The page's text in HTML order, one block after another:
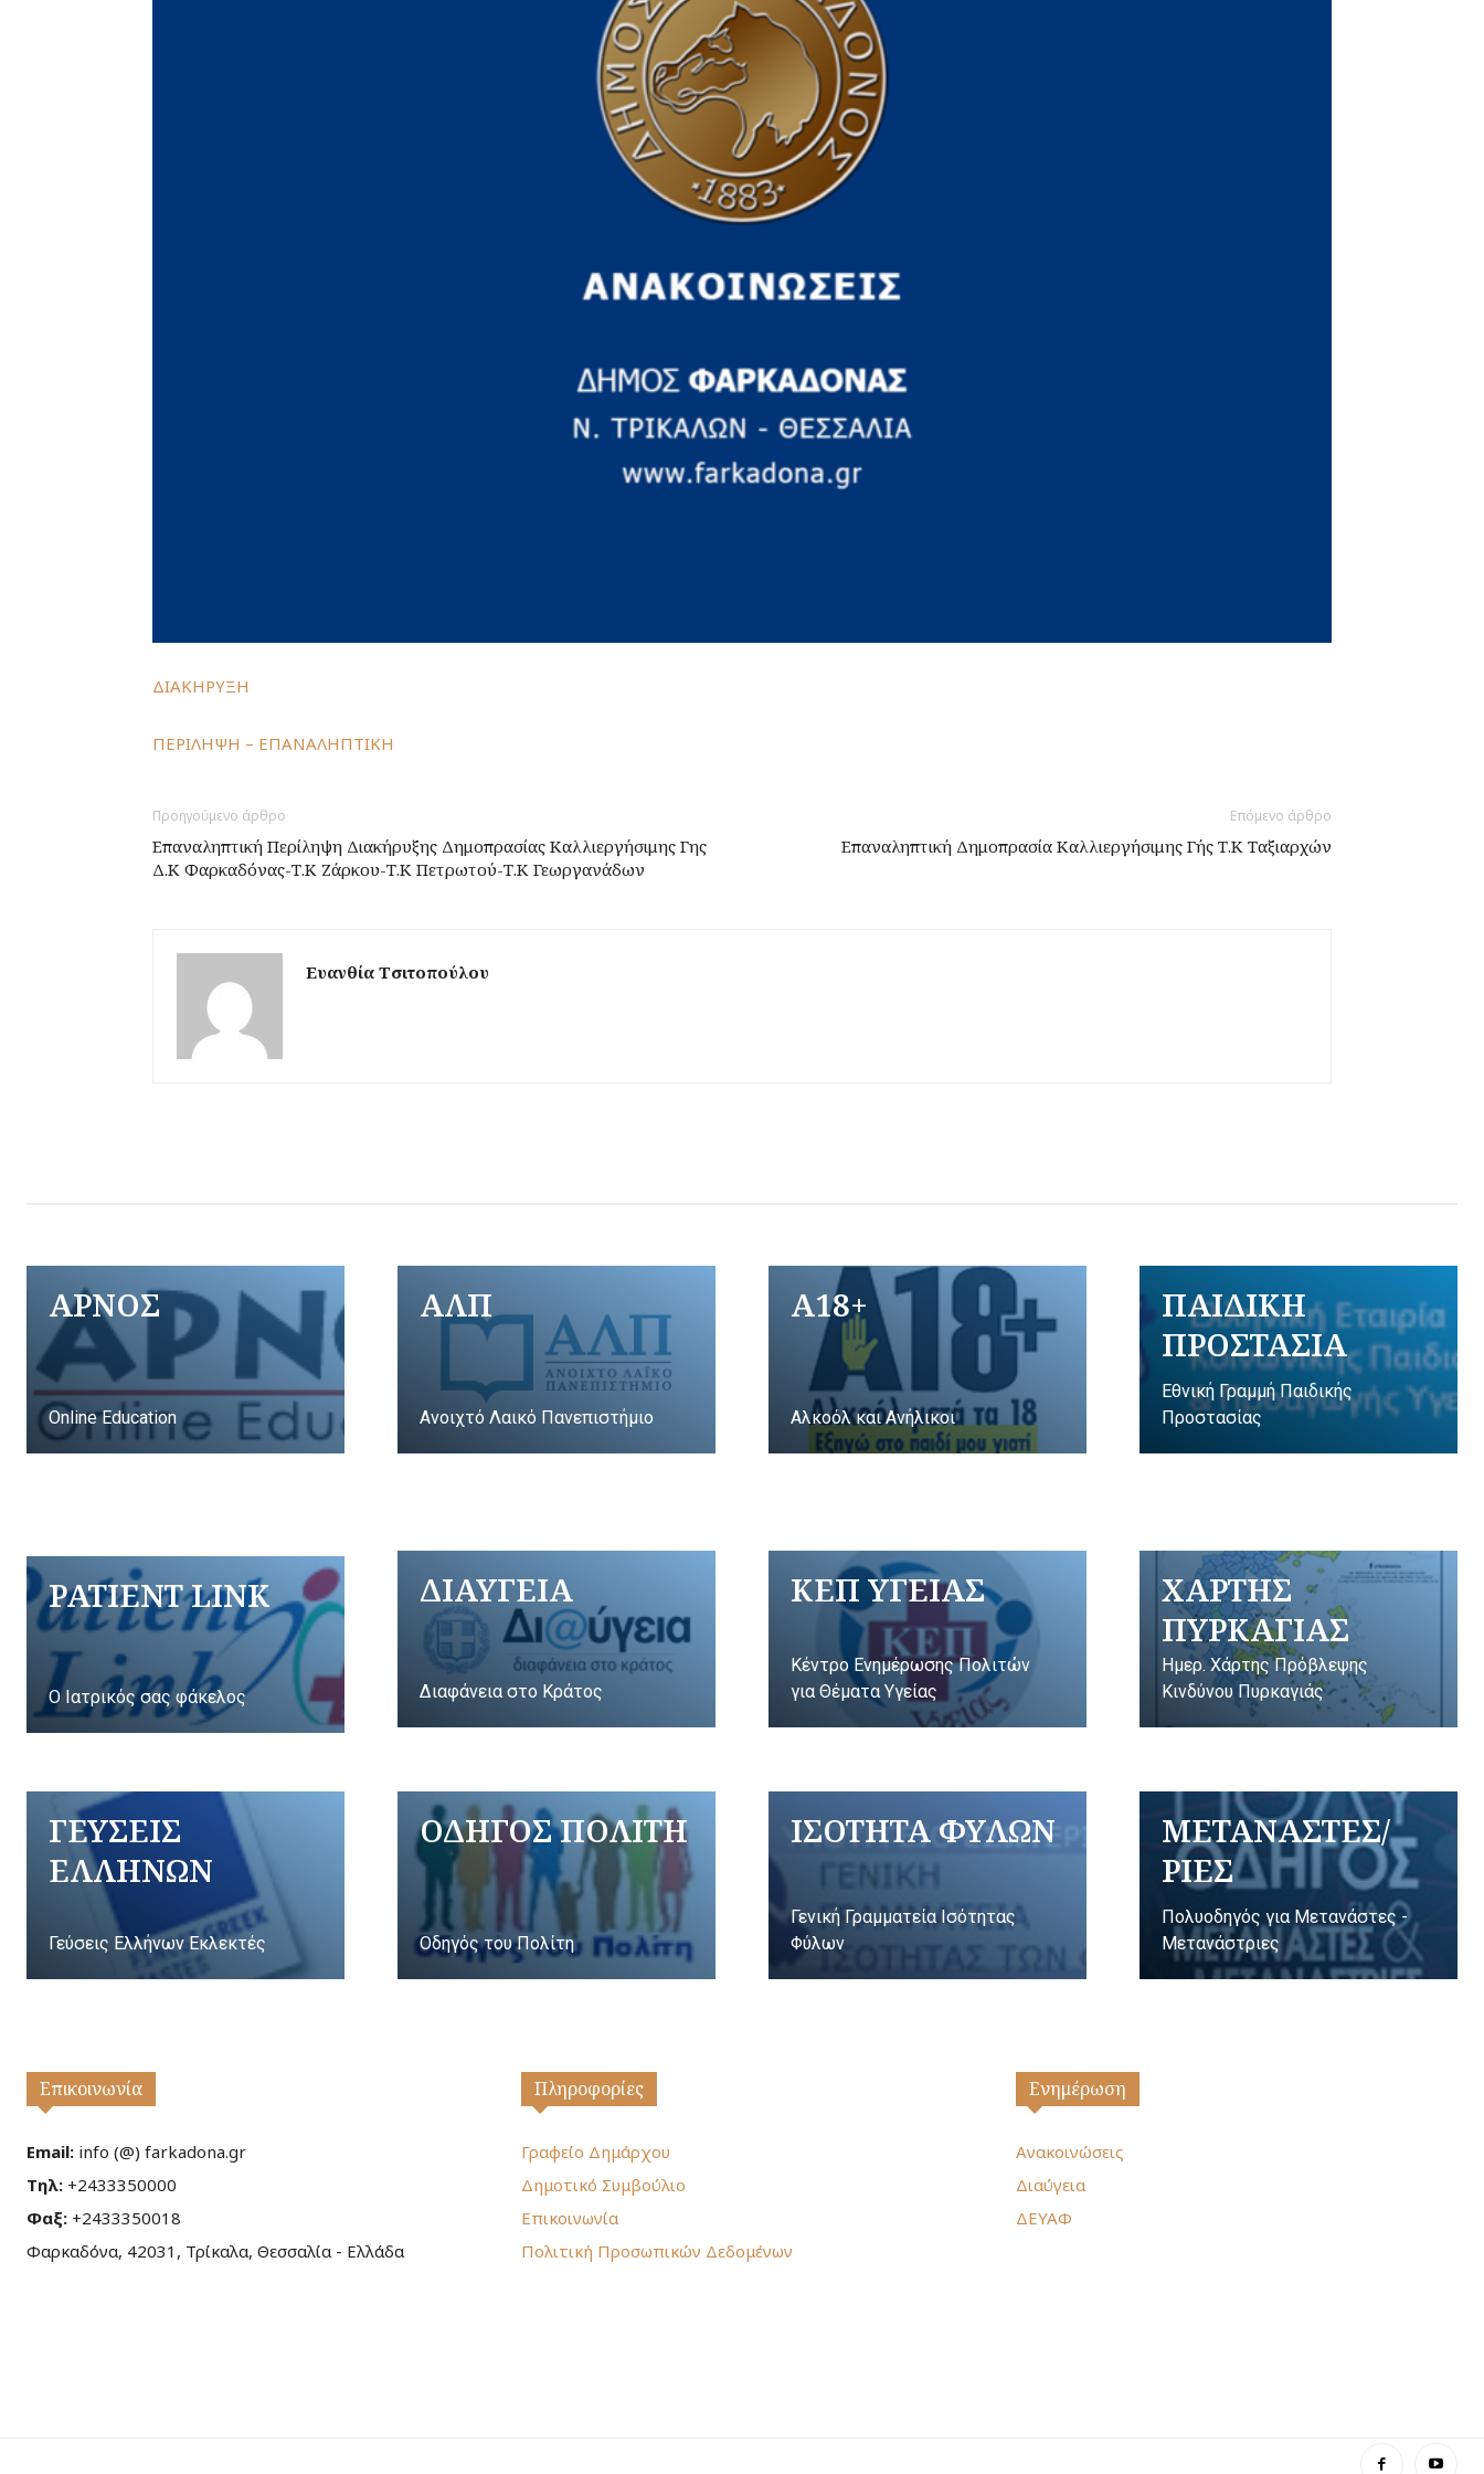
ΔΙΑΚΗΡΥΞΗ
ΠΕΡΙΛΗΨΗ – ΕΠΑΝΑΛΗΠΤΙΚΗ
Προηγούμενο άρθρο
Επαναληπτική Περίληψη Διακήρυξης Δημοπρασίας Καλλιεργήσιμης Γης
Δ.Κ Φαρκαδόνας-Τ.Κ Ζάρκου-Τ.Κ Πετρωτού-Τ.Κ Γεωργανάδων
Επόμενο άρθρο
Επαναληπτική Δημοπρασία Καλλιεργήσιμης Γής Τ.Κ Ταξιαρχών
Ευανθία Τσιτοπούλου
ΑΡΝΟΣ
Online Education
ΑΛΠ
Ανοιχτό Λαικό Πανεπιστήμιο
A18+
Αλκοόλ και Ανήλικοι
ΠΑΙΔΙΚΗ
ΠΡΟΣΤΑΣΙΑ
Εθνική Γραμμή Παιδικής
Προστασίας
PATIENT LINK
Ο Ιατρικός σας φάκελος
ΔΙΑΥΓΕΙΑ
Διαφάνεια στο Κράτος
ΚΕΠ ΥΓΕΙΑΣ
Κέντρο Ενημέρωσης Πολιτών
για Θέματα Υγείας
ΧΑΡΤΗΣ
ΠΥΡΚΑΓΙΑΣ
Ημερ. Χάρτης Πρόβλεψης
Κινδύνου Πυρκαγιάς
ΓΕΥΣΕΙΣ
ΕΛΛΗΝΩΝ
Γεύσεις Ελλήνων Εκλεκτές
ΟΔΗΓΟΣ ΠΟΛΙΤΗ
Οδηγός του Πολίτη
ΙΣΟΤΗΤΑ ΦΥΛΩΝ
Γενική Γραμματεία Ισότητας
Φύλων
ΜΕΤΑΝΑΣΤΕΣ/
ΡΙΕΣ
Πολυοδηγός για Μετανάστες -
Μετανάστριες
Επικοινωνία
Email: info (@) farkadona.gr
Τηλ: +2433350000
Φαξ: +2433350018
Φαρκαδόνα, 42031, Τρίκαλα, Θεσσαλία - Ελλάδα
Πληροφορίες
Γραφείο Δημάρχου
Δημοτικό Συμβούλιο
Επικοινωνία
Πολιτική Προσωπικών Δεδομένων
Ενημέρωση
Ανακοινώσεις
Διαύγεια
ΔΕΥΑΦ